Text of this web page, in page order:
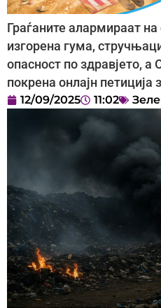
Граѓаните алармираат
изгорена гума,
опасност по здравјето, а
покрена онлајн петиција
12/09/2025 11:02